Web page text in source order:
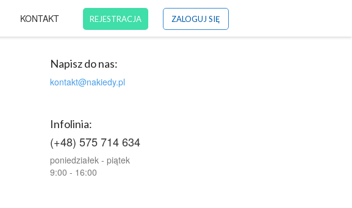
KONTAKT REJESTRACJA ZALOGUJ SIĘ
Napisz do nas:
kontakt@nakiedy.pl
Infolinia:
(+48) 575 714 634
poniedziałek - piątek
9:00 - 16:00